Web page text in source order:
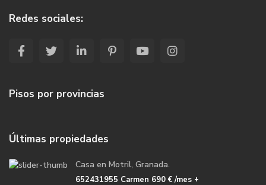
Redes sociales:
Pisos por provincias
Últimas propiedades
Casa en Motril, Granada.
652431955 Carmen 690 €/mes +